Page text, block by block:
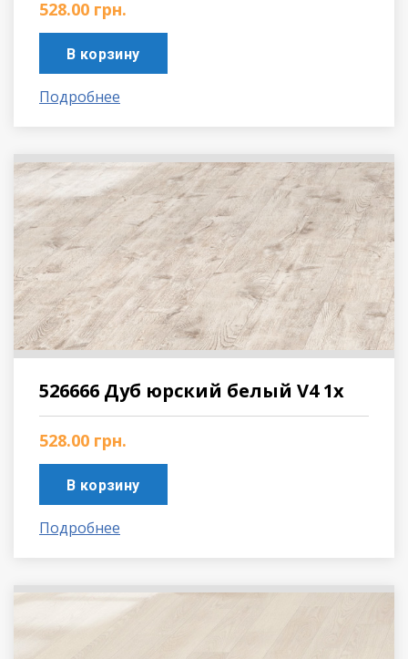
528.00 грн.
В корзину
Подробнее
526666 Дуб юрский белый V4 1х
528.00 грн.
В корзину
Подробнее